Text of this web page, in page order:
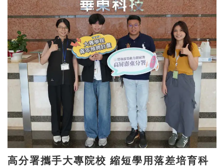
高分署攜手大專院校 縮短學用落差培育科